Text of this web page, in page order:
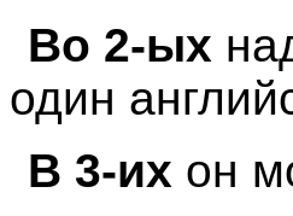
Во 2-ых
один
В 3-их он